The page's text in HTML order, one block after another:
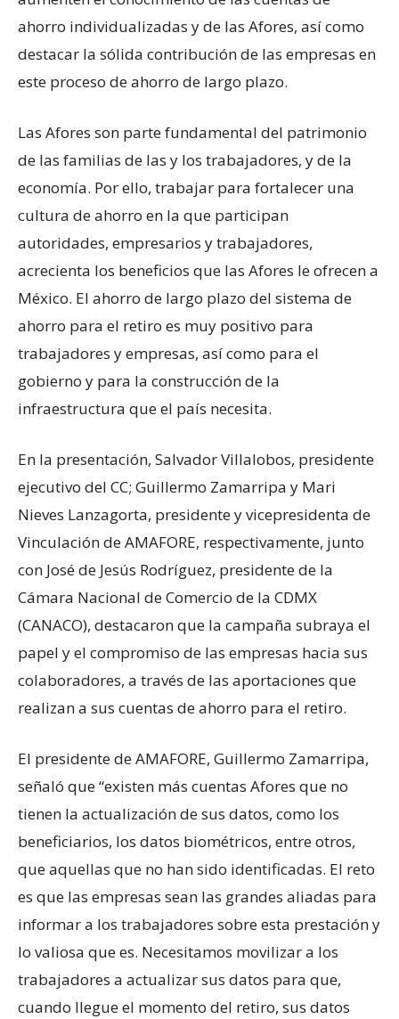
ahorro individualizadas y de las Afores, así como
destacar la sólida contribución de las empresas en
este proceso de ahorro de largo plazo.
Las Afores son parte fundamental del patrimonio
de las familias de las y los trabajadores, y de la
economía. Por ello, trabajar para fortalecer una
cultura de ahorro en la que participan
autoridades, empresarios y trabajadores,
acrecienta los beneficios que las Afores le ofrecen a
México. El ahorro de largo plazo del sistema de
ahorro para el retiro es muy positivo para
trabajadores y empresas, así como para el
gobierno y para la construcción de la
infraestructura que el país necesita.
En la presentación, Salvador Villalobos, presidente
ejecutivo del CC; Guillermo Zamarripa y Mari
Nieves Lanzagorta, presidente y vicepresidenta de
Vinculación de AMAFORE, respectivamente, junto
con José de Jesús Rodríguez, presidente de la
Cámara Nacional de Comercio de la CDMX
(CANACO), destacaron que la campaña subraya el
papel y el compromiso de las empresas hacia sus
colaboradores, a través de las aportaciones que
realizan a sus cuentas de ahorro para el retiro.
El presidente de AMAFORE, Guillermo Zamarripa,
señaló que “existen más cuentas Afores que no
tienen la actualización de sus datos, como los
beneficiarios, los datos biométricos, entre otros,
que aquellas que no han sido identificadas. El reto
es que las empresas sean las grandes aliadas para
informar a los trabajadores sobre esta prestación y
lo valiosa que es. Necesitamos movilizar a los
trabajadores a actualizar sus datos para que,
cuando llegue el momento del retiro, sus datos